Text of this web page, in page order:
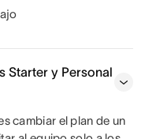
Starter y Personal
cambiar el plan de un